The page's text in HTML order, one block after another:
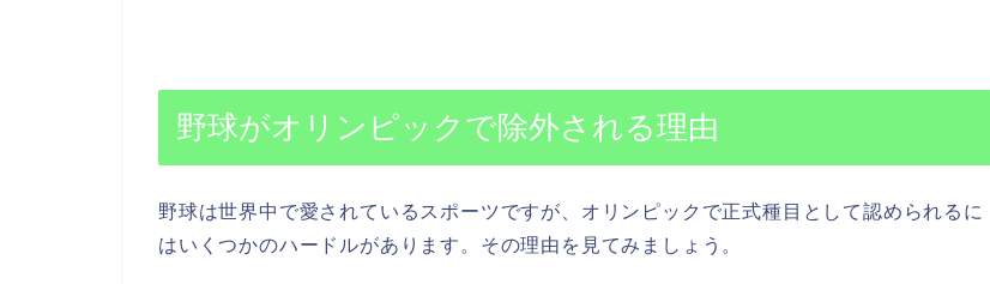
野球がオリンピックで除外される理由
野球は世界中で愛されているスポーツですが、オリンピックで正式種目として認められるに
はいくつかのハードルがあります。その理由を見てみましょう。